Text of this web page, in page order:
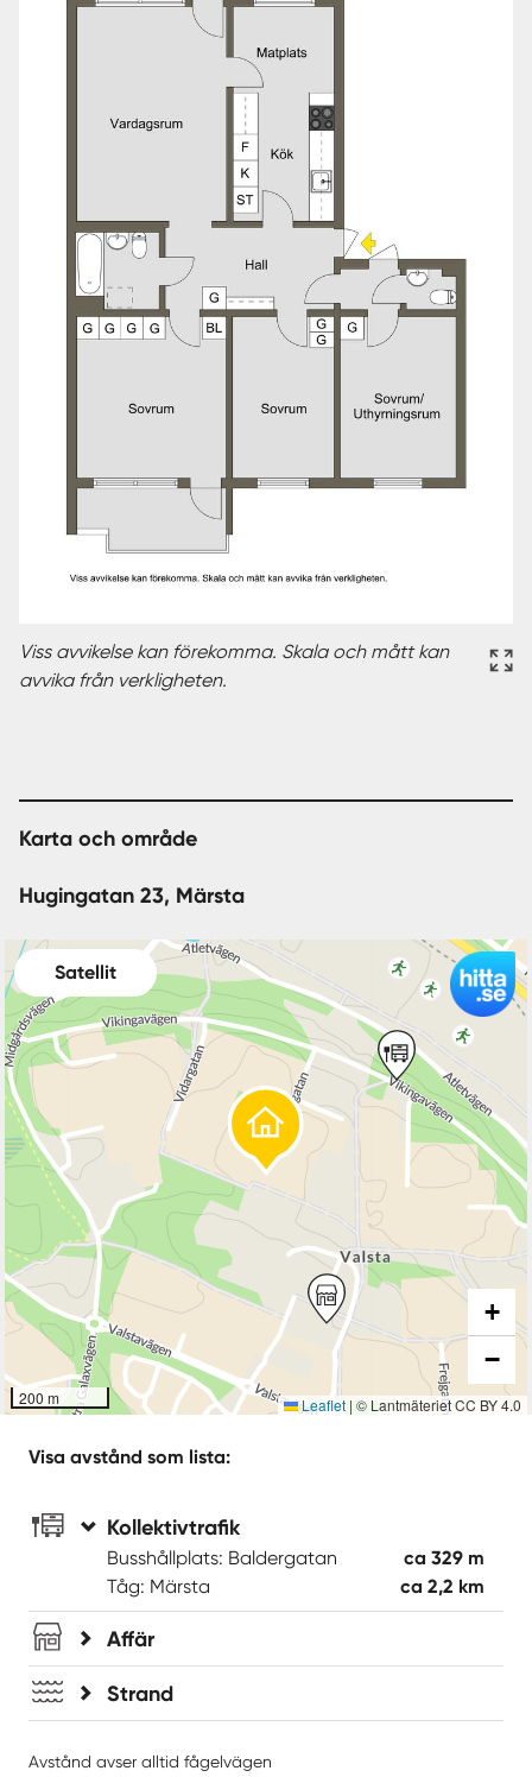
Viss avvikelse kan förekomma. Skala och mått kan
avvika från verkligheten.
Karta och område
Hugingatan 23, Märsta
Satellit
200 m
+
−
Leaflet | © Lantmäteriet CC BY 4.0
Visa avstånd som lista:
Kollektivtrafik
Busshållplats: Baldergatan
ca 329 m
Tåg: Märsta
ca 2,2 km
Affär
Strand
Avstånd avser alltid fågelvägen